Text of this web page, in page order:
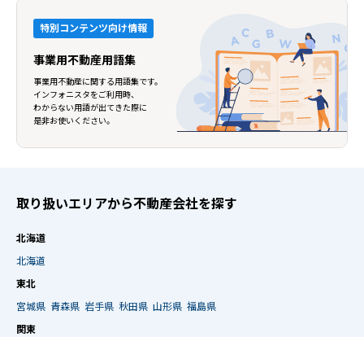
特別コンテンツ向け情報
事業用不動産用語集
事業用不動産に関する用語集です。
インフォニスタをご利用時、
わからない用語が出てきた際に
是非お使いください。
取り扱いエリアから不動産会社を探す
北海道
北海道
東北
宮城県 青森県 岩手県 秋田県 山形県 福島県
関東